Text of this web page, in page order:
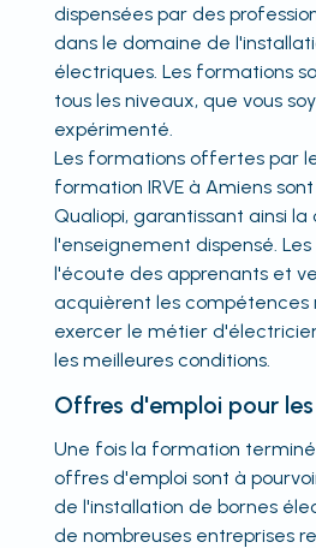
dispensées par des
dans le domaine de
électriques. Les formations
tous les niveaux, que vous
expérimenté.
Les formations offertes par
formation IRVE à Amiens
Qualiopi, garantissant ainsi
l'enseignement dispensé.
l'écoute des apprenants et
acquièrent les compétences
exercer le métier
les meilleures conditions.
Offres d'emploi pour
Une fois la formation
offres d'emploi sont à
de l'installation de bornes
de nombreuses entreprises